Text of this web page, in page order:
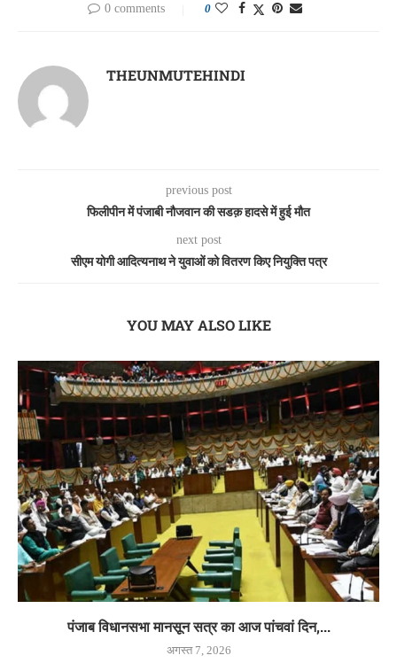
0 comments 0
THEUNMUTEHINDI
previous post
फिलीपीन में पंजाबी नौजवान की सडक़ हादसे में हुई मौत
next post
सीएम योगी आदित्यनाथ ने युवाओं को वितरण किए नियुक्ति पत्र
YOU MAY ALSO LIKE
पंजाब विधानसभा मानसून सत्र का आज पांचवां दिन,...
अगस्त 7, 2026